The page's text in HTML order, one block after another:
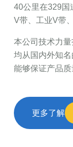
40公里在329国
V带、工业V带
本公司技术力
均从国内外知
能够保证产品质
更多了解